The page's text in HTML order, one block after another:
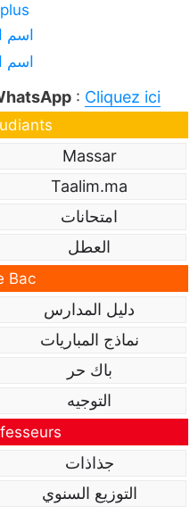
اسم
اسم
: Cliquez ici
Massar
Taalim.ma
امتحانات
العطل
Bac
دليل المدارس
نماذج المباريات
باك حر
التوجيه
جذاذات
التوزيع السنوي